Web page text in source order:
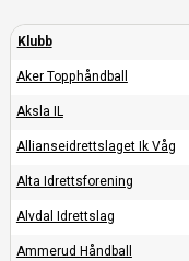
Aker Topphåndball
Aksla IL
Allianseidrettslaget Ik Våg
Alta Idrettsforening
Alvdal Idrettslag
Ammerud Håndball